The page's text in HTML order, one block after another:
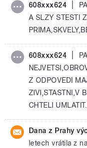
608xxx624
A SLZY STESTI
608xxx624
Z ODPOVEDI
ZIVI,STASTNI,V
CHTELI
Dana z Prahy
letech vrátila z